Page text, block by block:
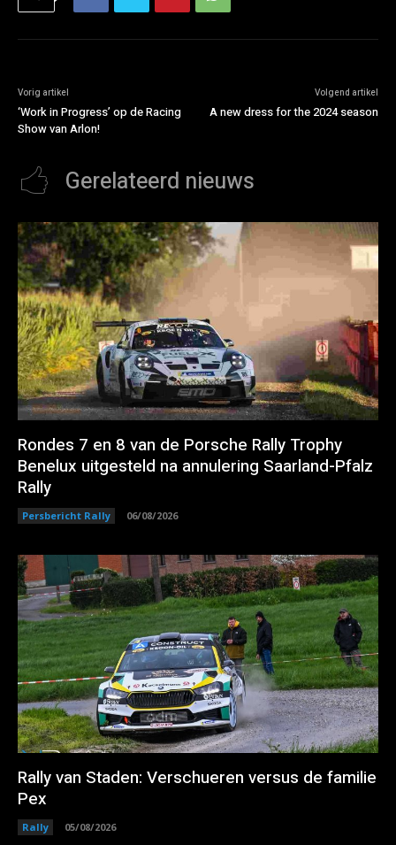
Vorig artikel
‘Work in Progress’ op de Racing
Show van Arlon!
Volgend artikel
A new dress for the 2024 season
Gerelateerd nieuws
Rondes 7 en 8 van de Porsche Rally Trophy
Benelux uitgesteld na annulering Saarland-Pfalz
Rally
Persbericht Rally 06/08/2026
Rally van Staden: Verschueren versus de familie
Pex
Rally 05/08/2026